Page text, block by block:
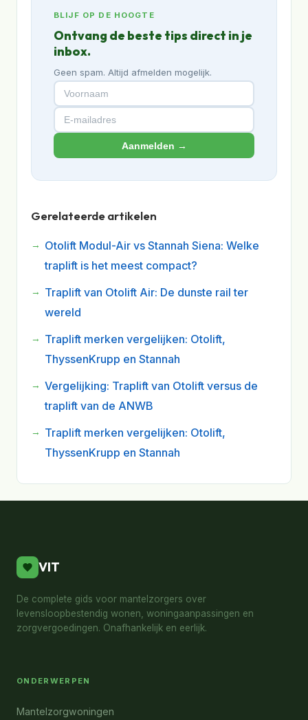
BLIJF OP DE HOOGTE
Ontvang de beste tips direct in je
inbox.
Geen spam. Altijd afmelden mogelijk.
Aanmelden →
Gerelateerde artikelen
Otolift Modul-Air vs Stannah Siena: Welke
traplift is het meest compact?
Traplift van Otolift Air: De dunste rail ter
wereld
Traplift merken vergelijken: Otolift,
ThyssenKrupp en Stannah
Vergelijking: Traplift van Otolift versus de
traplift van de ANWB
Traplift merken vergelijken: Otolift,
ThyssenKrupp en Stannah
VIT
De complete gids voor mantelzorgers over
levensloopbestendig wonen, woningaanpassingen en
zorgvergoedingen. Onafhankelijk en eerlijk.
ONDERWERPEN
Mantelzorgwoningen